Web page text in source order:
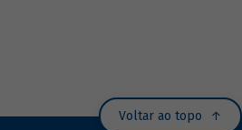
Voltar ao topo